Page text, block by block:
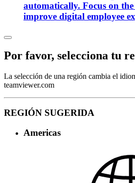
automatically. Focus on the
improve digital employee
Por favor, selecciona tu
La selección de una región cambia el
teamviewer.com
REGIÓN SUGERIDA
Americas